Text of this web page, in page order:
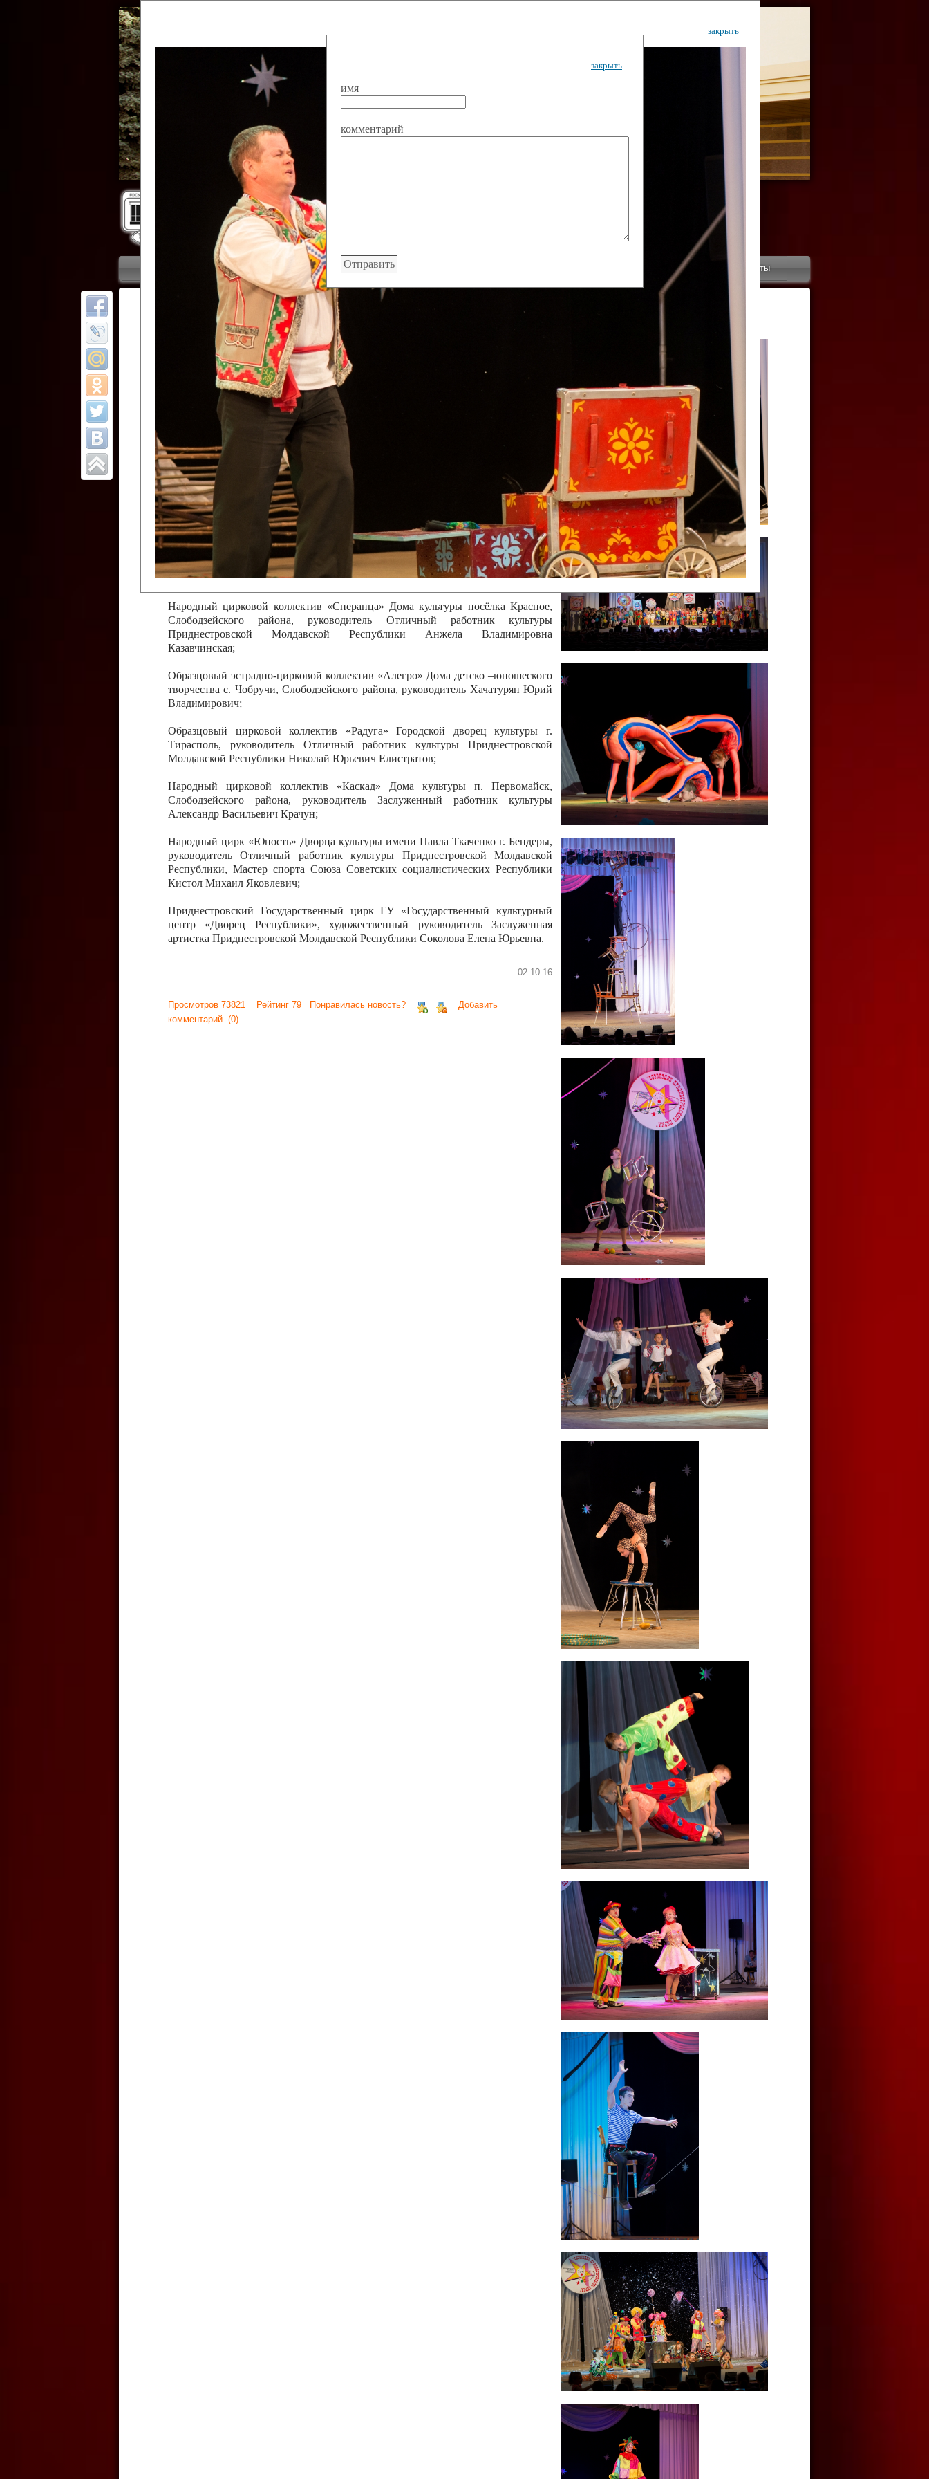
Государственный культурный центр
Дворец Республики
Приветствие Коллективы Новости Инфо Контакты
ОТЧЕТЫ ГКЦ "ДВОРЕЦ РЕСПУБЛИКИ"
закрыть
Финал Республиканского фестиваля
цирковых коллективов "Созвездие
Приднестровского цирка"
закрыть
имя
комментарий
Участники фестиваля:
Образцовый эстрадно-цирковой коллектив «Ровесник» Дом культуры с.
Протягайловка, г. Бендеры , руководитель Рогожинер Светлана Георгиевна
Народный цирковой клоунский коллектив «Шари-вари» МУ «Культурно-
досуговый центр «Шелковик» г.Бендеры, руководители Отличные работники
культуры Приднестровской Молдавской Республики Алёна Александровна и
Олег Степанович Райлян;
Народный цирковой коллектив «Энтузиасты» Дома культуры с. Делакеу,
Григориопольского района, руководитель Отличный работник культуры
Приднестровской Молдавской Республики Пётр Петрович Дижмару;
Народный цирковой коллектив «Сперанца» Дома культуры посёлка Красное,
Слободзейского района, руководитель Отличный работник культуры
Приднестровской Молдавской Республики Анжела Владимировна
Казавчинская;
Образцовый эстрадно-цирковой коллектив «Алегро» Дома детско –юношеского
творчества с. Чобручи, Слободзейского района, руководитель Хачатурян Юрий
Владимирович;
Образцовый цирковой коллектив «Радуга» Городской дворец культуры г.
Тирасполь, руководитель Отличный работник культуры Приднестровской
Молдавской Республики Николай Юрьевич Елистратов;
Народный цирковой коллектив «Каскад» Дома культуры п. Первомайск,
Слободзейского района, руководитель Заслуженный работник культуры
Александр Васильевич Крачун;
Народный цирк «Юность» Дворца культуры имени Павла Ткаченко г. Бендеры,
руководитель Отличный работник культуры Приднестровской Молдавской
Республики, Мастер спорта Союза Советских социалистических Республики
Кистол Михаил Яковлевич;
Приднестровский Государственный цирк ГУ «Государственный культурный
центр «Дворец Республики», художественный руководитель Заслуженная
артистка Приднестровской Молдавской Республики Соколова Елена Юрьевна.
02.10.16
Просмотров 73821 Рейтинг 79 Понравилась новость?
Добавить
комментарий (0)